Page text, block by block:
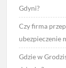
Gdyni?
Czy firma
ubezpieczenie
Gdzie w